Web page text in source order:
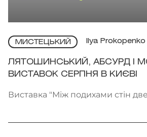
МИСТЕЦЬКИЙ Ilya Prokopenko
ЛЯТОШИНСЬКИЙ, АБСУРД І
ВИСТАВОК СЕРПНЯ В КИЄВІ
Виставка "Між подихами стін